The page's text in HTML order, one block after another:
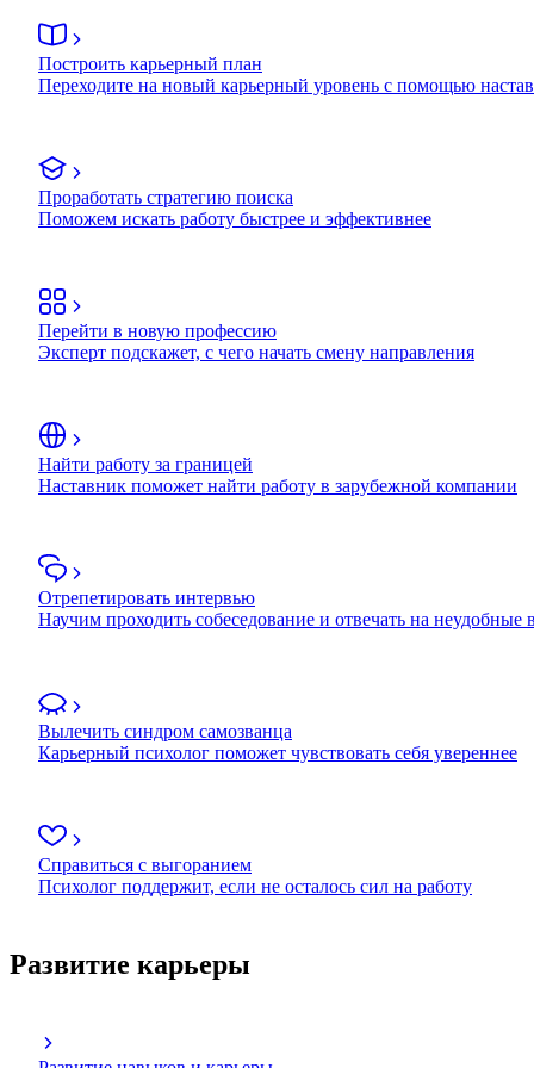
Построить карьерный план
Переходите на новый карьерный уровень с помощью
Проработать стратегию поиска
Поможем искать работу быстрее и эффективнее
Перейти в новую профессию
Эксперт подскажет, с чего начать смену направления
Найти работу за границей
Наставник поможет найти работу в зарубежной компании
Отрепетировать интервью
Научим проходить собеседование и отвечать на неудобные
Вылечить синдром самозванца
Карьерный психолог поможет чувствовать себя увереннее
Справиться с выгоранием
Психолог поддержит, если не осталось сил на работу
Развитие карьеры